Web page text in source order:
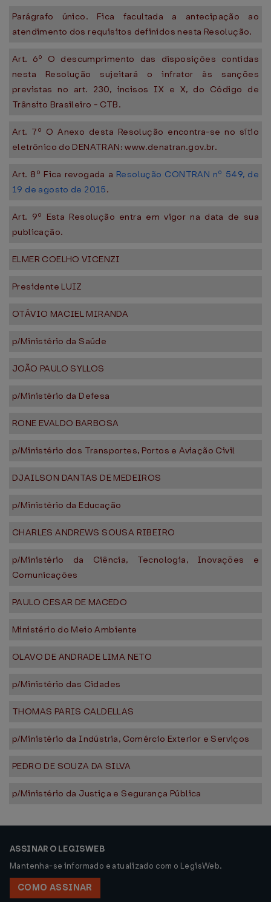
Parágrafo único. Fica facultada a antecipação ao
atendimento dos requisitos definidos nesta Resolução.
Art. 6º O descumprimento das disposições contidas
nesta Resolução sujeitará o infrator às sanções
previstas no art. 230, incisos IX e X, do Código de
Trânsito Brasileiro - CTB.
Art. 7º O Anexo desta Resolução encontra-se no sítio
eletrônico do DENATRAN: www.denatran.gov.br.
Art. 8º Fica revogada a Resolução CONTRAN nº 549, de
19 de agosto de 2015.
Art. 9º Esta Resolução entra em vigor na data de sua
publicação.
ELMER COELHO VICENZI
Presidente LUIZ
OTÁVIO MACIEL MIRANDA
p/Ministério da Saúde
JOÃO PAULO SYLLOS
p/Ministério da Defesa
RONE EVALDO BARBOSA
p/Ministério dos Transportes, Portos e Aviação Civil
DJAILSON DANTAS DE MEDEIROS
p/Ministério da Educação
CHARLES ANDREWS SOUSA RIBEIRO
p/Ministério da Ciência, Tecnologia, Inovações e
Comunicações
PAULO CESAR DE MACEDO
Ministério do Meio Ambiente
OLAVO DE ANDRADE LIMA NETO
p/Ministério das Cidades
THOMAS PARIS CALDELLAS
p/Ministério da Indústria, Comércio Exterior e Serviços
PEDRO DE SOUZA DA SILVA
p/Ministério da Justiça e Segurança Pública
ASSINAR O LEGISWEB
Mantenha-se informado e atualizado com o LegisWeb.
COMO ASSINAR